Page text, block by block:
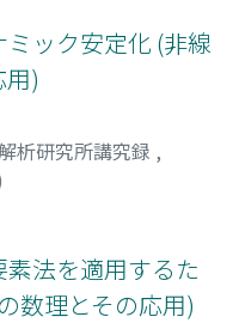
ック安定化 (非線
)
析研究所講究録 ,
法を適用するた
数理とその応用)